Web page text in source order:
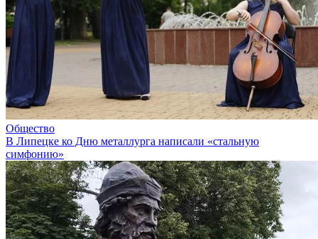
Общество
В Липецке ко Дню металлурга написали «стальную
симфонию»